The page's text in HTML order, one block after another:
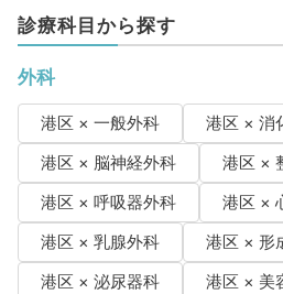
診療科目から探す
外科
港区 × 一般外科
港区 × 消
港区 × 脳神経外科
港区 ×
港区 × 呼吸器外科
港区 ×
港区 × 乳腺外科
港区 × 形
港区 × 泌尿器科
港区 × 美